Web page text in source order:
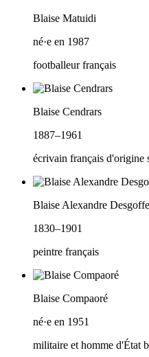
Blaise Matuidi
né·e en 1987
footballeur français
Blaise Cendrars
1887–1961
écrivain français d'origine
Blaise Alexandre Desgoffe
1830–1901
peintre français
Blaise Compaoré
né·e en 1951
militaire et homme d'État